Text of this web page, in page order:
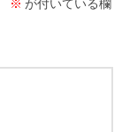
※ が付いている欄